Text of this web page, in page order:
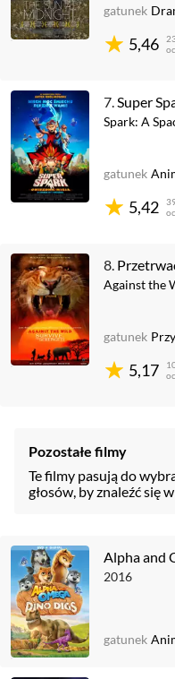
5,46
gatunek
7.Super
Spark: A
5,42
gatunek
8.
Against the
5,17
gatunek
Pozostałe filmy
Te filmy pasują do
głosów, by znaleźć się
Alpha and
2016
gatunek